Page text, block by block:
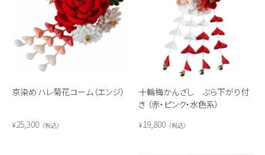
京染め ハレ菊花コーム（エンジ）
¥25,300 税込
十輪梅かんざし ぶら下がり付
き （赤・ピンク・水色系）
¥19,800 税込